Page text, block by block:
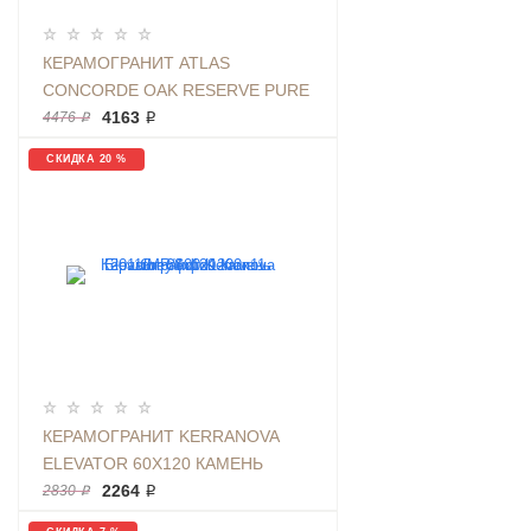
КЕРАМОГРАНИТ ATLAS
CONCORDE OAK RESERVE PURE
20Х120 ДЕРЕВО КОРИЧНЕВЫЙ
4476 ₽ 4163 ₽
СКИДКА 20 %
КЕРАМОГРАНИТ KERRANOVA
ELEVATOR 60Х120 КАМЕНЬ
GREY | ФОН K-
2011/MR/600X1200X11
2830 ₽ 2264 ₽